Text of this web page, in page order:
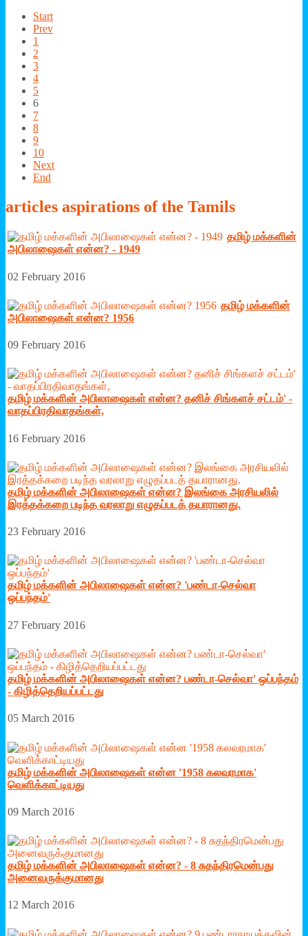
Start
Prev
1
2
3
4
5
6
7
8
9
10
Next
End
articles aspirations of the Tamils
தமிழ் மக்களின்
அபிலாஷைகள் என்ன? - 1949
02 February 2016
தமிழ் மக்களின்
அபிலாஷைகள் என்ன? 1956
09 February 2016
தமிழ் மக்களின் அபிலாஷைகள் என்ன? தனிச் சிங்களச் சட்டம்' -
வாதப்பிரதிவாதங்கள்,
16 February 2016
தமிழ் மக்களின் அபிலாஷைகள் என்ன? இலங்கை அரசியலில்
இரத்தக்கறை படிந்த வரலாறு எழுதப்படத் தயாரானது.
23 February 2016
தமிழ் மக்களின் அபிலாஷைகள் என்ன? 'பண்டா-செல்வா
ஒப்பந்தம்'
27 February 2016
தமிழ் மக்களின் அபிலாஷைகள் என்ன? பண்டா-செல்வா' ஒப்பந்தம்
- கிழித்தெறியப்பட்டது
05 March 2016
தமிழ் மக்களின் அபிலாஷைகள் என்ன '1958 கலவரமாக'
வெளிக்காட்டியது
09 March 2016
தமிழ் மக்களின் அபிலாஷைகள் என்ன? - 8 சுதந்திரமென்பது
அனைவருக்குமானது
12 March 2016